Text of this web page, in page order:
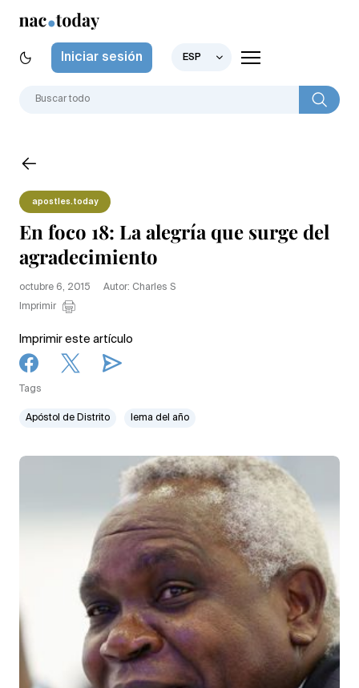
Iniciar sesión ESP
apostles.today
En foco 18: La alegría que surge del
agradecimiento
octubre 6, 2015
Autor: Charles S
Imprimir
Imprimir este artículo
Tags
Apóstol de Distrito lema del año